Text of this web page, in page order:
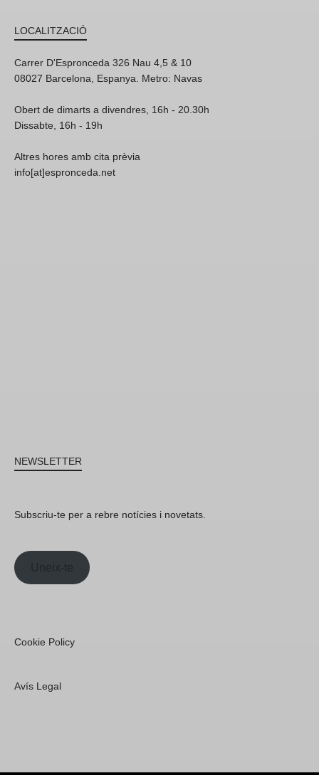
LOCALITZACIÓ
Carrer D'Espronceda 326 Nau 4,5 & 10
08027 Barcelona, Espanya. Metro: Navas
Obert de dimarts a divendres, 16h - 20.30h
Dissabte, 16h - 19h
Altres hores amb cita prèvia
info[at]espronceda.net
NEWSLETTER
Subscriu-te per a rebre notícies i novetats.
Uneix-te
Cookie Policy
Avís Legal